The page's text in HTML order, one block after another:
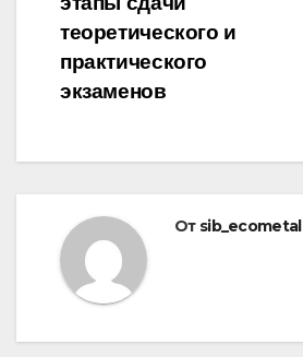
теоретического и
практического
экзаменов
От sib_ecometal